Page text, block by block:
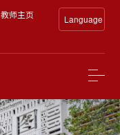
教师主页
Language